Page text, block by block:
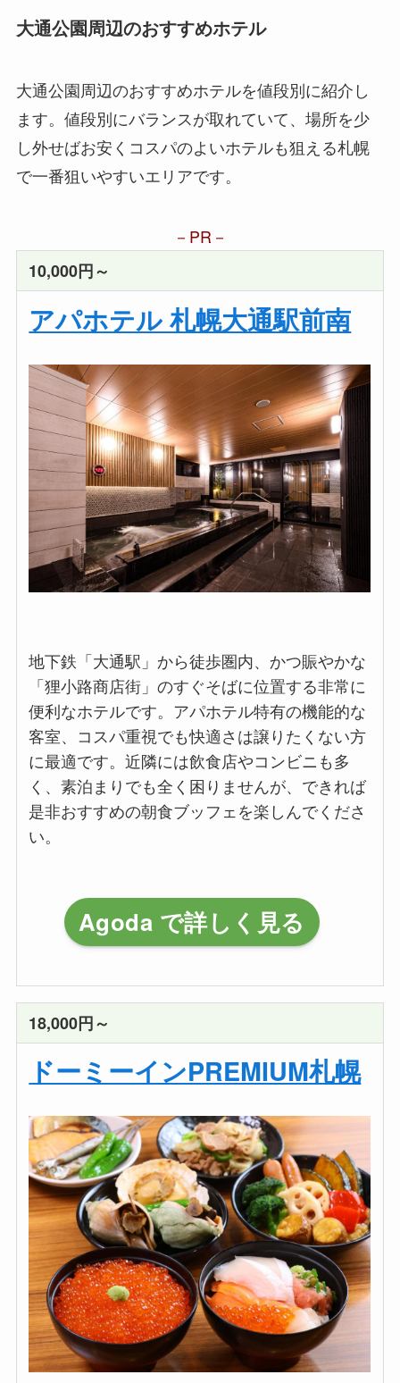
大通公園周辺のおすすめホテル
大通公園周辺のおすすめホテルを値段別に紹介し
ます。値段別にバランスが取れていて、場所を少
し外せばお安くコスパのよいホテルも狙える札幌
で一番狙いやすいエリアです。
PR
10,000円～
アパホテル 札幌大通駅前南
地下鉄「大通駅」から徒歩圏内、かつ賑やかな
「狸小路商店街」のすぐそばに位置する非常に
便利なホテルです。アパホテル特有の機能的な
客室、コスパ重視でも快適さは譲りたくない方
に最適です。近隣には飲食店やコンビニも多
く、素泊まりでも全く困りませんが、できれば
是非おすすめの朝食ブッフェを楽しんでくださ
い。
Agoda で詳しく見る
18,000円～
ドーミーインPREMIUM札幌